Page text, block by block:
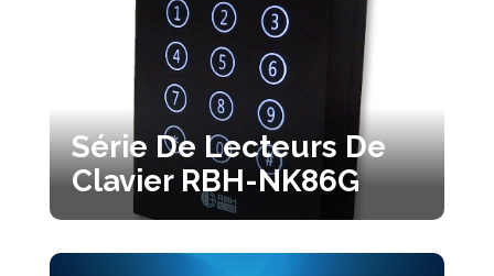
Série De Lecteurs De
Clavier RBH-NK86G